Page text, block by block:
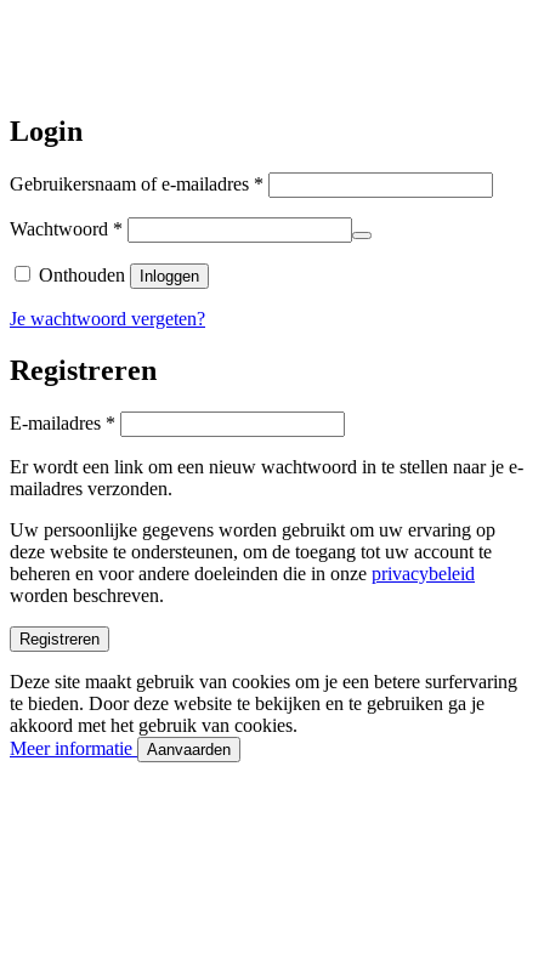
Login
Gebruikersnaam of e-mailadres *
Wachtwoord *
Onthouden Inloggen
Je wachtwoord vergeten?
Registreren
E-mailadres *
Er wordt een link om een nieuw wachtwoord in te stellen naar je e-
mailadres verzonden.
Uw persoonlijke gegevens worden gebruikt om uw ervaring op
deze website te ondersteunen, om de toegang tot uw account te
beheren en voor andere doeleinden die in onze privacybeleid
worden beschreven.
Registreren
Deze site maakt gebruik van cookies om je een betere surfervaring
te bieden. Door deze website te bekijken en te gebruiken ga je
akkoord met het gebruik van cookies.
Meer informatie
Aanvaarden